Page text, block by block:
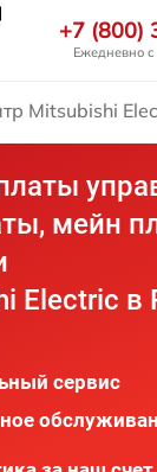
+7 (800)
Ежедневно
Mitsubishi
мейн
Electric в
сервис